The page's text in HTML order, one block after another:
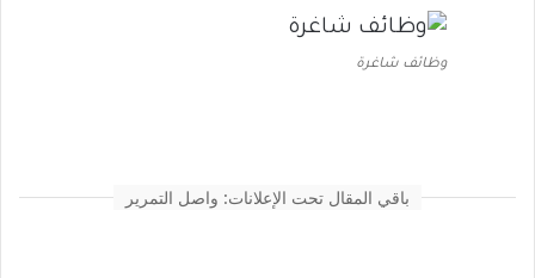
وظائف شاغرة
باقي المقال تحت الإعلانات: واصل التمرير